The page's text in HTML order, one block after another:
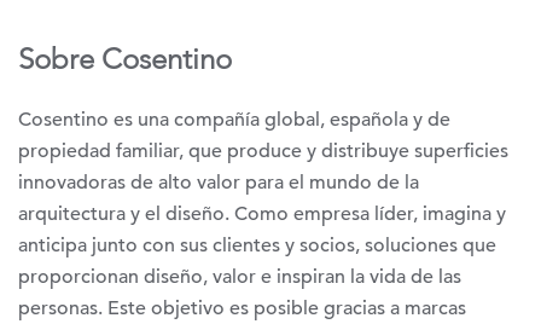
Sobre Cosentino
Cosentino es una compañía global, española y de
propiedad familiar, que produce y distribuye superficies
innovadoras de alto valor para el mundo de la
arquitectura y el diseño. Como empresa líder, imagina y
anticipa junto con sus clientes y socios, soluciones que
proporcionan diseño, valor e inspiran la vida de las
personas. Este objetivo es posible gracias a marcas